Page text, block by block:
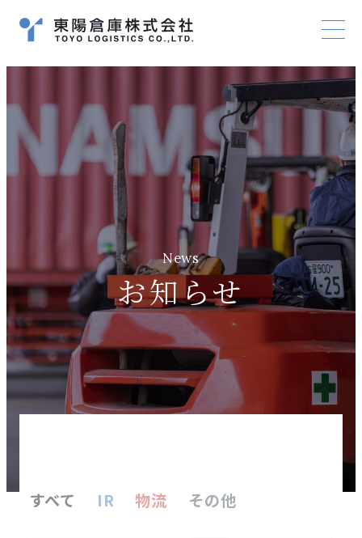
News
お知らせ
すべて IR 物流 その他